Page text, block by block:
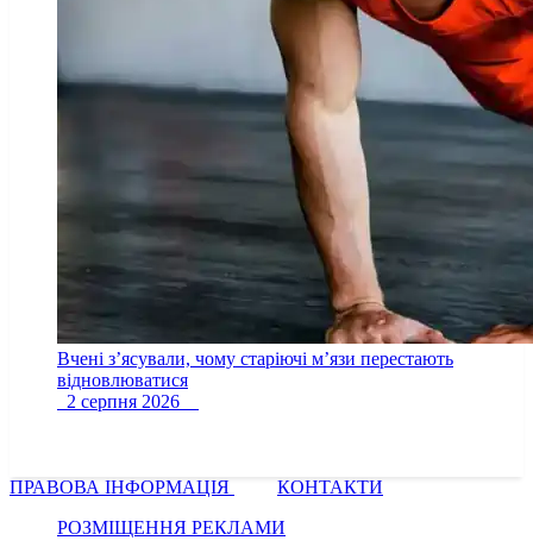
Вчені з’ясували, чому старіючі м’язи перестають
відновлюватися
2 серпня 2026
ПРАВОВА ІНФОРМАЦІЯ
КОНТАКТИ
РОЗМІЩЕННЯ РЕКЛАМИ